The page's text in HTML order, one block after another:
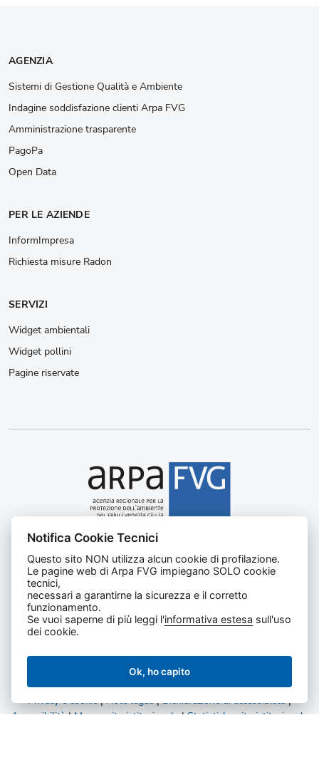
AGENZIA
Sistemi di Gestione Qualità e Ambiente
Indagine soddisfazione clienti Arpa FVG
Amministrazione trasparente
PagoPa
Open Data
PER LE AZIENDE
InformImpresa
Richiesta misure Radon
SERVIZI
Widget ambientali
Widget pollini
Pagine riservate
Agenzia regionale per la protezione dell’ambiente del
Friuli Venezia Giulia
C.F. e P. IVA 02096520305
Tel 0432 1918111
Privacy e cookie|Note legali|Dichiarazione di accessibilità|
Accessibilità|Mappa sito istituzionale|Statistiche sito istituzionale
Notifica Cookie Tecnici
Questo sito NON utilizza alcun cookie di profilazione.
Le pagine web di Arpa FVG impiegano SOLO cookie
tecnici,
necessari a garantirne la sicurezza e il corretto
funzionamento.
Se vuoi saperne di più leggi l'informativa estesa sull'uso
dei cookie.
Ok, ho capito